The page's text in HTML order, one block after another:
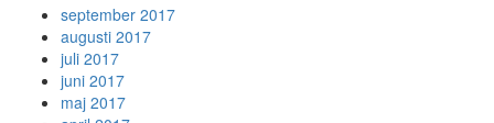
september 2017
augusti 2017
juli 2017
juni 2017
maj 2017